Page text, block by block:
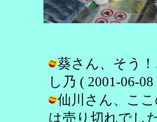
葵さん、そう
し乃 ( 2001-06-
仙川さん、こ
は売り切れでし